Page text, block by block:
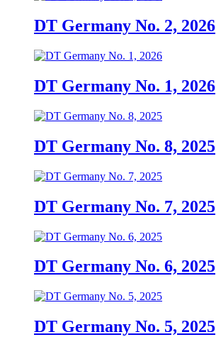
DT Germany No. 2, 2026
DT Germany No. 1, 2026
DT Germany No. 8, 2025
DT Germany No. 7, 2025
DT Germany No. 6, 2025
DT Germany No. 5, 2025